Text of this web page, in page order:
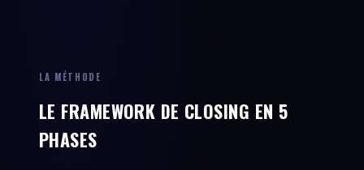
LA MÉTHODE
LE FRAMEWORK DE CLOSING EN 5
PHASES